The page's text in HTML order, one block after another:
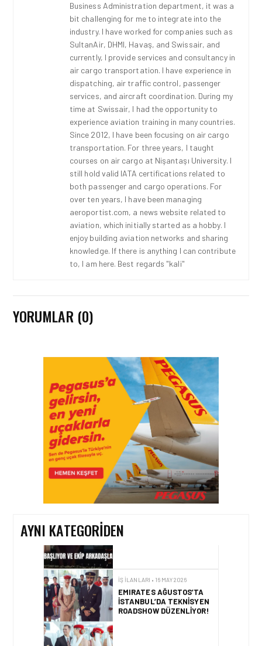
Business Administration department, it was a
bit challenging for me to integrate into the
industry. I have worked for companies such as
SultanAir, DHMI, Havaş, and Swissair, and
currently, I provide services and consultancy in
air cargo transportation. I have experience in
dispatching, air traffic control, passenger
services, and aircraft coordination. During my
time at Swissair, I had the opportunity to
experience aviation training in many countries.
Since 2012, I have been focusing on air cargo
transportation. For three years, I taught
courses on air cargo at Nişantaşı University. I
still hold valid IATA certifications related to
both passenger and cargo operations. For
over ten years, I have been managing
aeroportist.com, a news website related to
aviation, which initially started as a hobby. I
enjoy building aviation networks and sharing
knowledge. If there is anything I can contribute
to, I am here. Best regards "kali"
YORUMLAR (0)
AYNI KATEGORIDEN
İŞ İLANLARI • 24 TEM 2026
AIR ARABIA AILESI
BÜYÜYOR! 2026 AÇIK
POZISYONLAR
İŞ İLANLARI • 16 MAY 2026
YENI DÖNEM BAŞLIYOR VE
EKIP ARKADAŞLARI
ARANIYOR
ROADSHOW DÜZENLIYOR!